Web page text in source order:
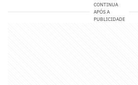
CONTINUA
APÓS A
PUBLICIDADE